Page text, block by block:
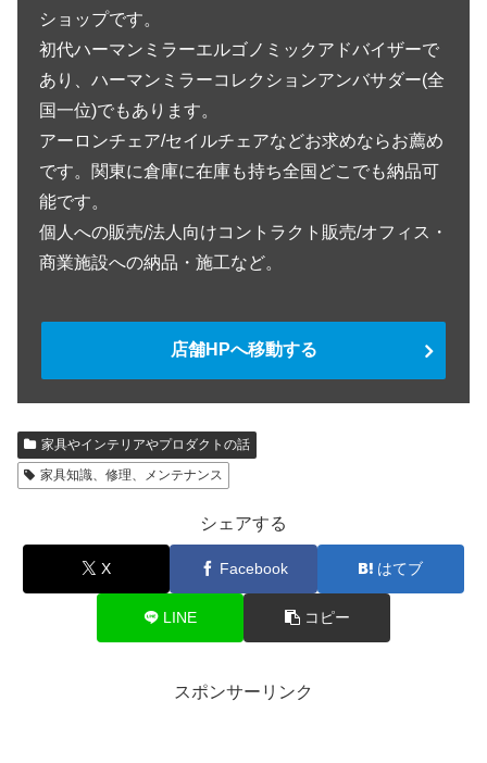
ショップです。
初代ハーマンミラーエルゴノミックアドバイザーで
あり、ハーマンミラーコレクションアンバサダー(全
国一位)でもあります。
アーロンチェア/セイルチェアなどお求めならお薦め
です。関東に倉庫に在庫も持ち全国どこでも納品可
能です。
個人への販売/法人向けコントラクト販売/オフィス・
商業施設への納品・施工など。
店舗HPへ移動する
家具やインテリアやプロダクトの話
家具知識、修理、メンテナンス
シェアする
X Facebook はてブ
LINE コピー
スポンサーリンク